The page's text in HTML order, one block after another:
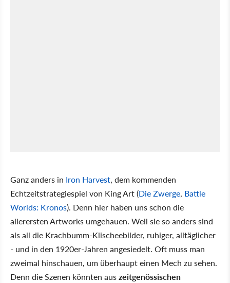
Ganz anders in Iron Harvest, dem kommenden
Echtzeitstrategiespiel von King Art (Die Zwerge, Battle
Worlds: Kronos). Denn hier haben uns schon die
allerersten Artworks umgehauen. Weil sie so anders sind
als all die Krachbumm-Klischeebilder, ruhiger, alltäglicher
- und in den 1920er-Jahren angesiedelt. Oft muss man
zweimal hinschauen, um überhaupt einen Mech zu sehen.
Denn die Szenen könnten auszeitgenössischen